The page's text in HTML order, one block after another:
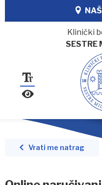
Klinički
SESTRE
Vrati me natrag